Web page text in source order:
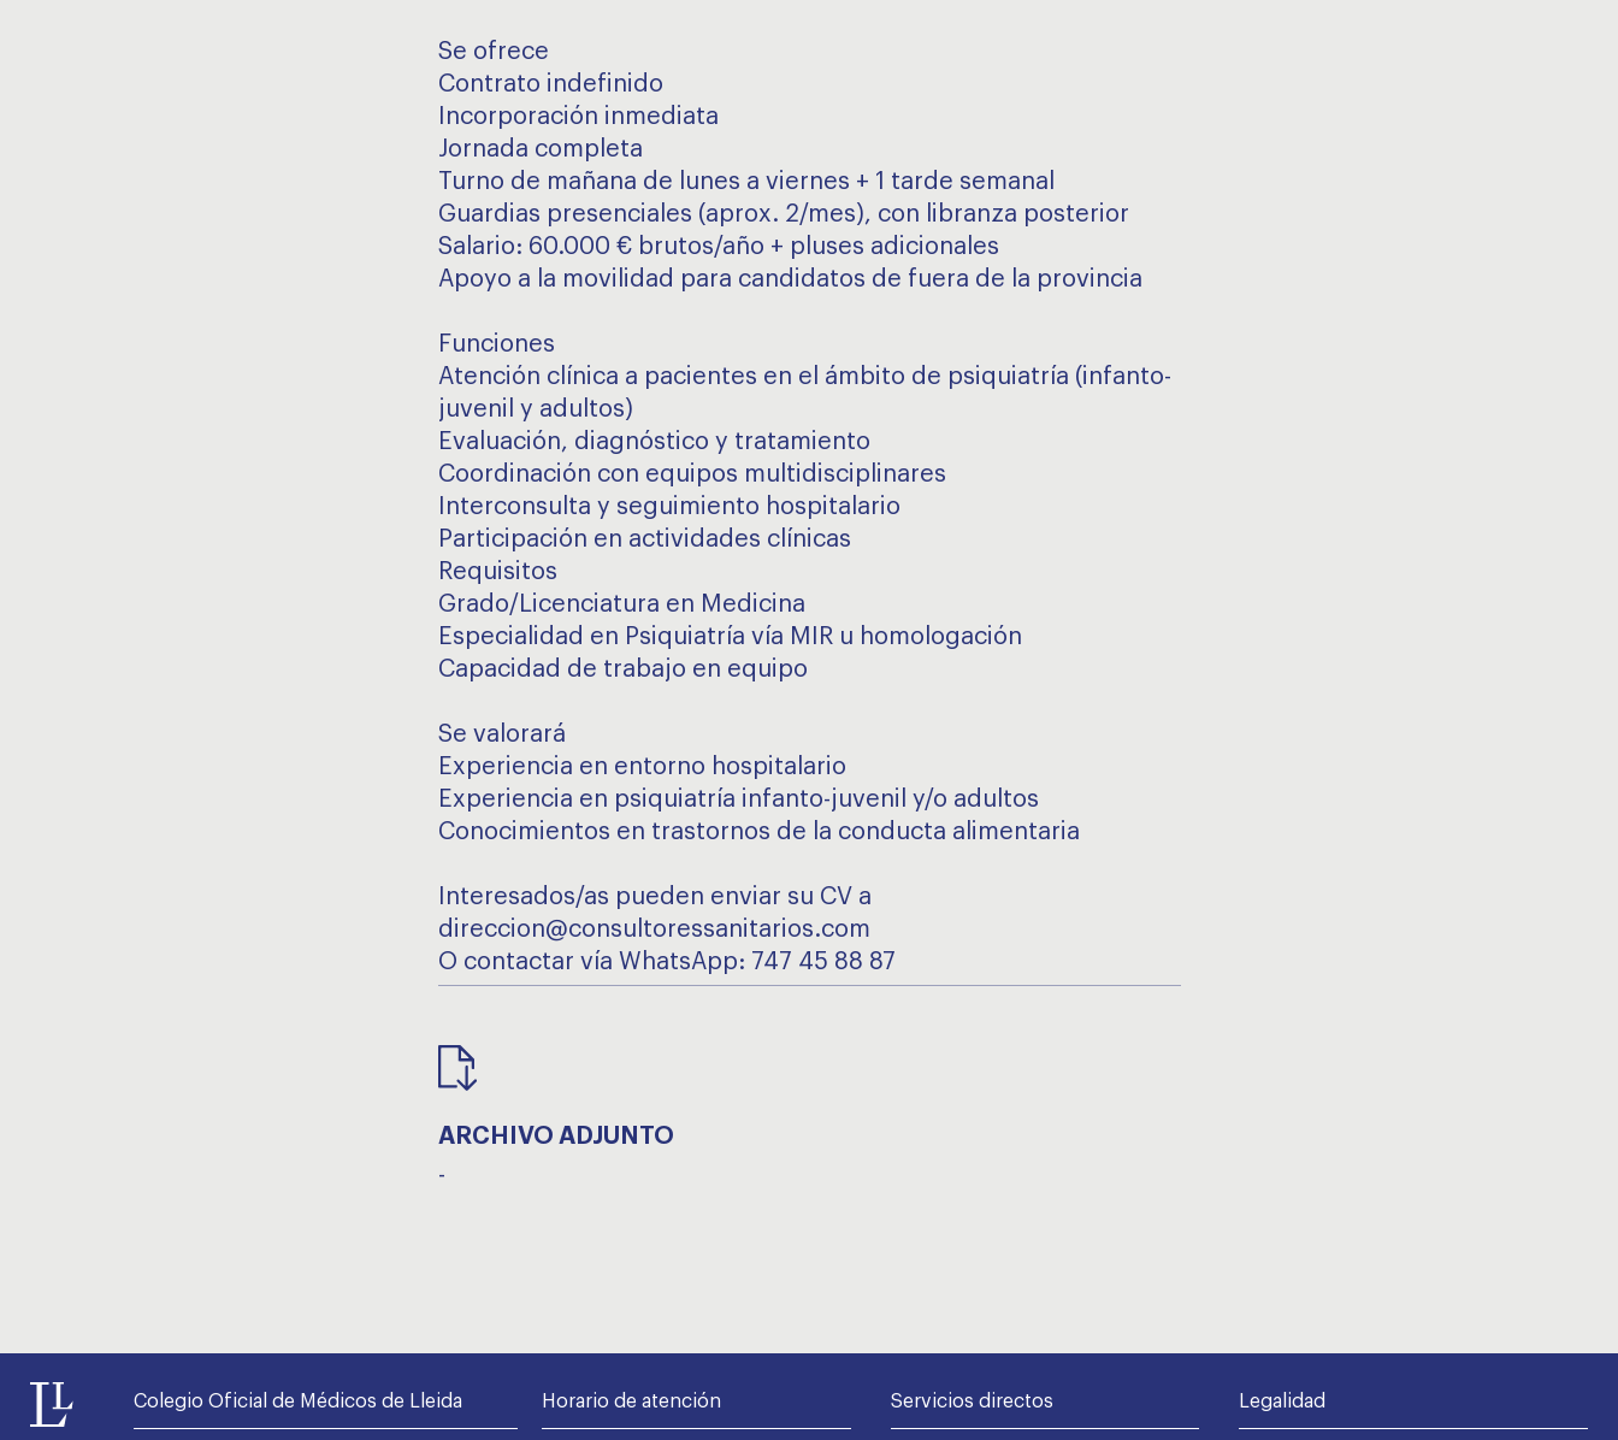
Se ofrece
Contrato indefinido
Incorporación inmediata
Jornada completa
Turno de mañana de lunes a viernes + 1 tarde semanal
Guardias presenciales (aprox. 2/mes), con libranza posterior
Salario: 60.000 € brutos/año + pluses adicionales
Apoyo a la movilidad para candidatos de fuera de la provincia
Funciones
Atención clínica a pacientes en el ámbito de psiquiatría (infanto-
juvenil y adultos)
Evaluación, diagnóstico y tratamiento
Coordinación con equipos multidisciplinares
Interconsulta y seguimiento hospitalario
Participación en actividades clínicas
Requisitos
Grado/Licenciatura en Medicina
Especialidad en Psiquiatría vía MIR u homologación
Capacidad de trabajo en equipo
Se valorará
Experiencia en entorno hospitalario
Experiencia en psiquiatría infanto-juvenil y/o adultos
Conocimientos en trastornos de la conducta alimentaria
Interesados/as pueden enviar su CV a
direccion@consultoressanitarios.com
O contactar vía WhatsApp: 747 45 88 87
ARCHIVO ADJUNTO
-
Colegio Oficial de Médicos de Lleida Horario de atención Servicios directos Legalidad